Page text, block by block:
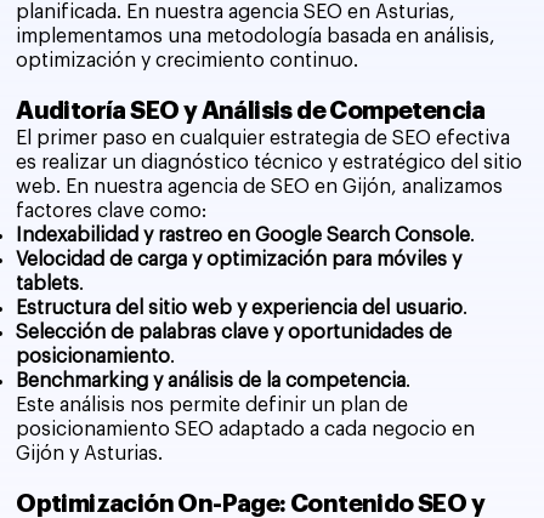
planificada. En nuestra agencia SEO en Asturias,
implementamos una metodología basada en análisis,
optimización y crecimiento continuo.
Auditoría SEO y Análisis de Competencia
El primer paso en cualquier estrategia de SEO efectiva
es realizar un diagnóstico técnico y estratégico del sitio
web. En nuestra agencia de SEO en Gijón, analizamos
factores clave como:
Indexabilidad y rastreo en Google Search Console.
Velocidad de carga y optimización para móviles y
tablets.
Estructura del sitio web y experiencia del usuario.
Selección de palabras clave y oportunidades de
posicionamiento.
Benchmarking y análisis de la competencia.
Este análisis nos permite definir un plan de
posicionamiento SEO adaptado a cada negocio en
Gijón y Asturias.
Optimización On-Page: Contenido SEO y